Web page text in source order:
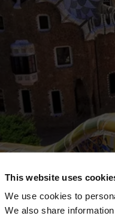
This website uses
We use cookies to
We also share